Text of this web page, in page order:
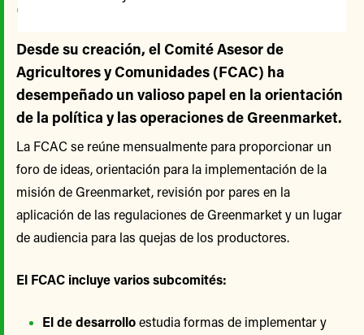
Comunidades
Desde su creación, el Comité Asesor de
Agricultores y Comunidades (FCAC) ha
desempeñado un valioso papel en la orientación
de la política y las operaciones de Greenmarket.
La FCAC se reúne mensualmente para proporcionar un
foro de ideas, orientación para la implementación de la
misión de Greenmarket, revisión por pares en la
aplicación de las regulaciones de Greenmarket y un lugar
de audiencia para las quejas de los productores.
El FCAC incluye varios subcomités:
El de desarrolloestudia formas de implementar y